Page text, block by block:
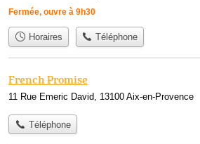
Fermée, ouvre à 9h30
Horaires Téléphone
French Promise
11 Rue Emeric David, 13100 Aix-en-Provence
Téléphone